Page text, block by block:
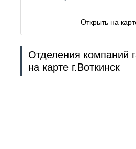
Открыть на
Отделения компаний
на карте г.Воткинск